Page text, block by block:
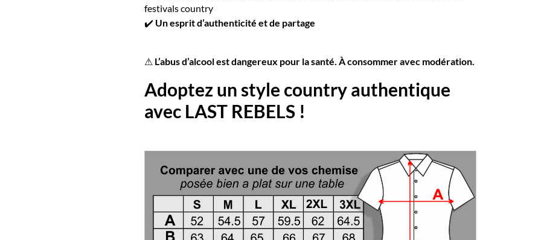
festivals country
✔️ Un esprit d’authenticité et de partage
⚠ L’abus d’alcool est dangereux pour la santé. À consommer avec modération.
Adoptez un style country authentique
avec LAST REBELS !